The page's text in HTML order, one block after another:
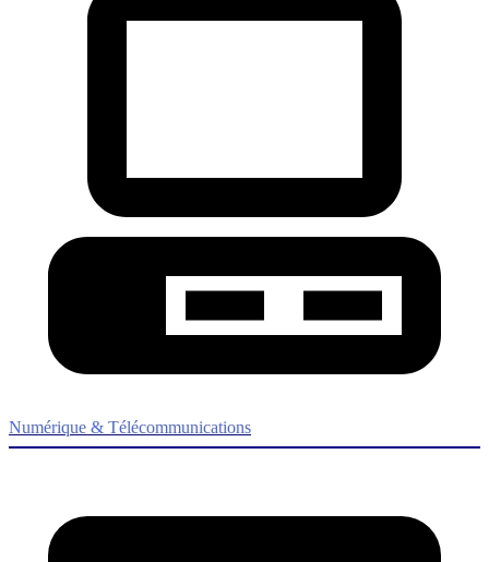
Numérique & Télécommunications